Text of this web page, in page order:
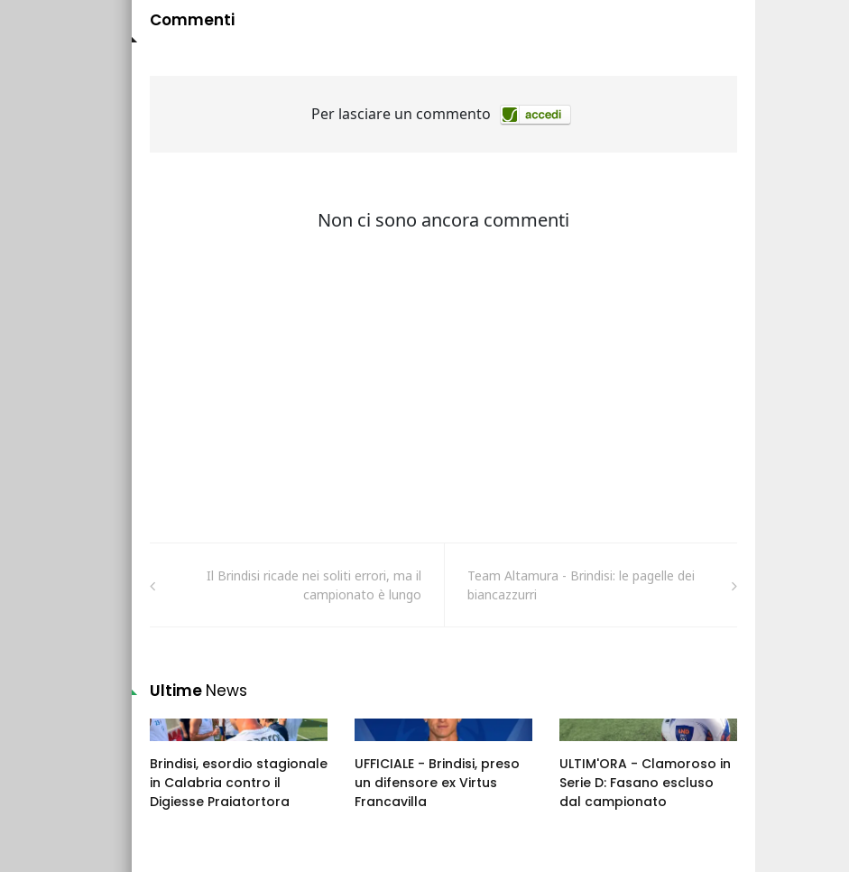
Commenti
Il Brindisi ricade nei soliti errori, ma il
campionato è lungo
Team Altamura - Brindisi: le pagelle dei
biancazzurri
Ultime News
Brindisi, esordio stagionale
in Calabria contro il
Digiesse Praiatortora
UFFICIALE - Brindisi, preso
un difensore ex Virtus
Francavilla
ULTIM'ORA - Clamoroso in
Serie D: Fasano escluso
dal campionato